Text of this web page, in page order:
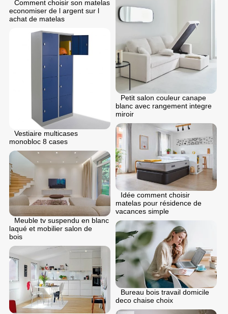
Comment choisir son matelas
economiser de l argent sur l
achat de matelas
Petit salon couleur canape
blanc avec rangement integre
miroir
Vestiaire multicases
monobloc 8 cases
Idée comment choisir
matelas pour résidence de
vacances simple
Meuble tv suspendu en blanc
laqué et mobilier salon de
bois
Bureau bois travail domicile
deco chaise choix